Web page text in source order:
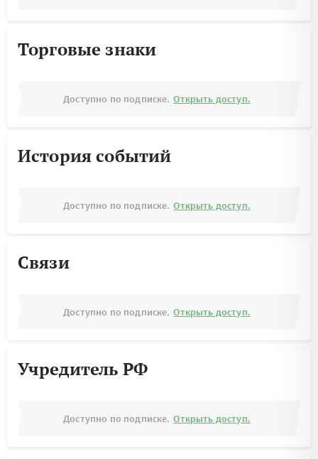
Торговые знаки
Доступно по подписке. Открыть доступ.
История событий
Доступно по подписке. Открыть доступ.
Связи
Доступно по подписке. Открыть доступ.
Учредитель РФ
Доступно по подписке. Открыть доступ.